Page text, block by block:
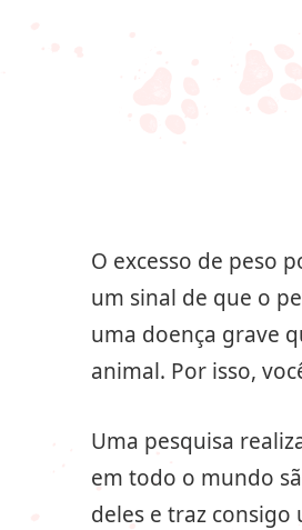
O excesso de peso
um sinal de que o
uma doença grave
animal. Por isso,
Uma pesquisa
em todo o mundo
deles e traz